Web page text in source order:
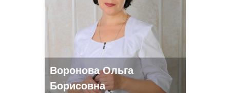
Воронова Ольга
Борисовна